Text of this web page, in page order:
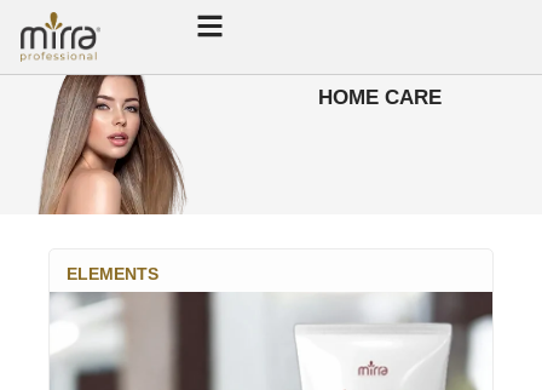
HOME CARE
ELEMENTS